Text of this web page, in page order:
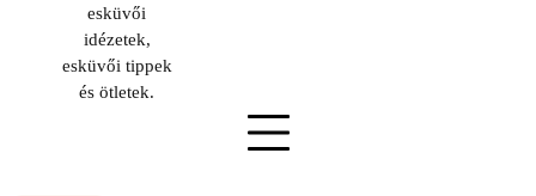
esküvői
idézetek,
esküvői tippek
és ötletek.